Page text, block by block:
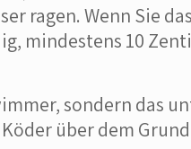
ragen. Wenn Sie
mindestens 10
sondern das
über dem